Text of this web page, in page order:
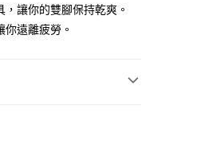
讓你的雙腳保持乾爽。
遠離疲勞。